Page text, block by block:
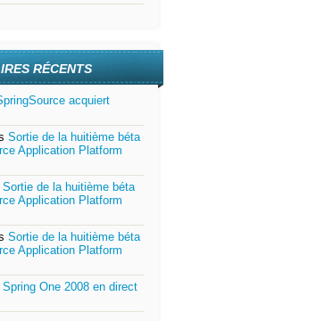
RÉCENTS
acquiert
Sortie de la huitième béta
Application Platform
Sortie de la huitième béta
Application Platform
Sortie de la huitième béta
Application Platform
Spring One 2008 en direct